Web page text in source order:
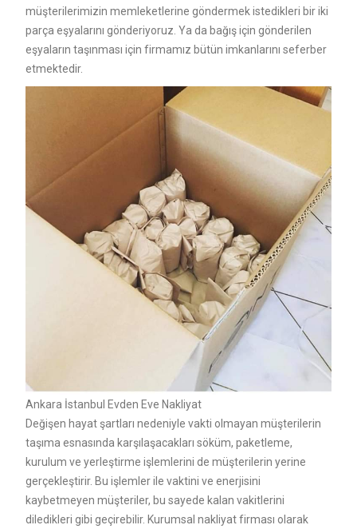
müşterilerimizin memleketlerine göndermek istedikleri bir iki
parça eşyalarını gönderiyoruz. Ya da bağış için gönderilen
eşyaların taşınması için firmamız bütün imkanlarını seferber
etmektedir.
Ankara İstanbul Evden Eve Nakliyat
Değişen hayat şartları nedeniyle vakti olmayan müşterilerin
taşıma esnasında karşılaşacakları söküm, paketleme,
kurulum ve yerleştirme işlemlerini de müşterilerin yerine
gerçekleştirir. Bu işlemler ile vaktini ve enerjisini
kaybetmeyen müşteriler, bu sayede kalan vakitlerini
diledikleri gibi geçirebilir. Kurumsal nakliyat firması olarak